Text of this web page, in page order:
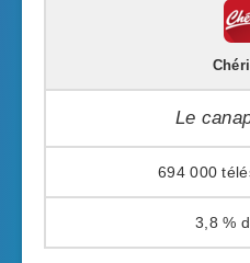
Le
694 000
3,8 %